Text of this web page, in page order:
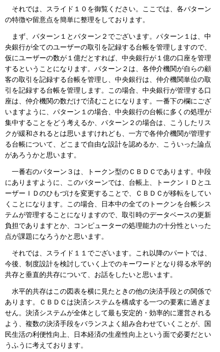
それでは、スライド１０を御覧ください。ここでは、各パターン
の特徴や留意点を簡単に整理をしております。
まず、パターン１とパターン２でございます。パターン１は、中
央銀行が全てのユーザーの取引を記録する台帳を管理しますので、
仮にユーザーの数が１億だとすれば、中央銀行が１億の口座を管理
するということになります。パターン２は、各仲介機関が自らの顧
客の取引を記録する台帳を管理し、中央銀行は、仲介機関単位の取
引を記録する台帳を管理します。この場合、中央銀行が管理する口
座は、仲介機関の数だけで済むことになります。一番下の欄にござ
いますように、パターン１の場合、中央銀行の台帳に多くの処理が
集中することをどう考えるか、パターン２の場合は、こうしたリス
クが緩和されるとは思いますけれども、一方で各仲介機関が管理す
る台帳について、どこまで自由な設計を認めるか、こういった論点
があろうかと思います。
一番右のパターン３は、トークン型のＣＢＤＣであります。中段
にありますように、このパターンでは、台帳上、トークンＩＤとユ
ーザーＩＤのひもづけを変更することで、ＣＢＤＣが移転をしてい
くことになります。この場合、日本中の全てのトークンを台帳シス
テムが管理することになりますので、取引時のデータベースの更新
負担でありますとか、コンピューターの処理能力の十分性といった
点が課題になろうかと思います。
それでは、スライド１１でございます。これ以降のパートでは、
今後、制度設計を検討していく上でのキーワードとなり得る水平的
共存と垂直的共存について、お話をしたいと思います。
水平的共存はこの図表を横に見たときの他の決済手段との関係で
あります。ＣＢＤＣは決済システムを構成する一つの要素に過ぎま
せん。決済システムが全体として最も安定的・効率的に運営される
よう、複数の決済手段をバランスよく組み合わせていくことが、国
民生活の利便性向上、日本経済の生産性向上という面で必要だとい
うふうに考えております。